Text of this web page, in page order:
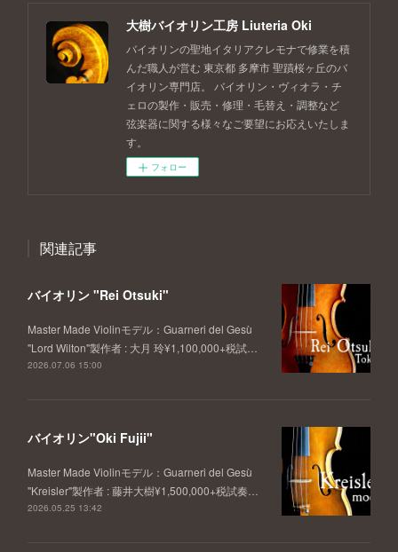
大樹バイオリン工房 Liuteria Oki
バイオリンの聖地イタリアクレモナで修業を積
んだ職人が営む 東京都 多摩市 聖蹟桜ヶ丘のバ
イオリン専門店。 バイオリン・ヴィオラ・チ
ェロの製作・販売・修理・毛替え・調整など
弦楽器に関する様々なご要望にお応えいたしま
す。
フォロー
関連記事
バイオリン "Rei Otsuki"
Master Made Violinモデル：Guarneri del Gesù
"Lord Wilton"製作者 : 大月 玲¥1,100,000+税試…
2026.07.06 15:00
バイオリン"Oki Fujii"
Master Made Violinモデル：Guarneri del Gesù
"Kreisler"製作者 : 藤井大樹¥1,500,000+税試奏…
2026.05.25 13:42